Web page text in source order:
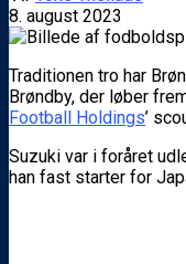
8. august 2023
Traditionen tro har
Brøndby, der løber
Football Holdings’
Suzuki var i foråret
han fast starter for